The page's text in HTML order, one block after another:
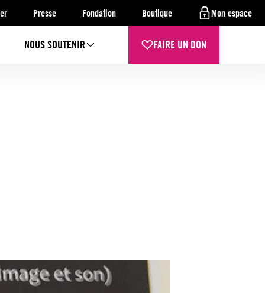
Presse Fondation Boutique Mon espace
NOUS SOUTENIR FAIRE UN DON